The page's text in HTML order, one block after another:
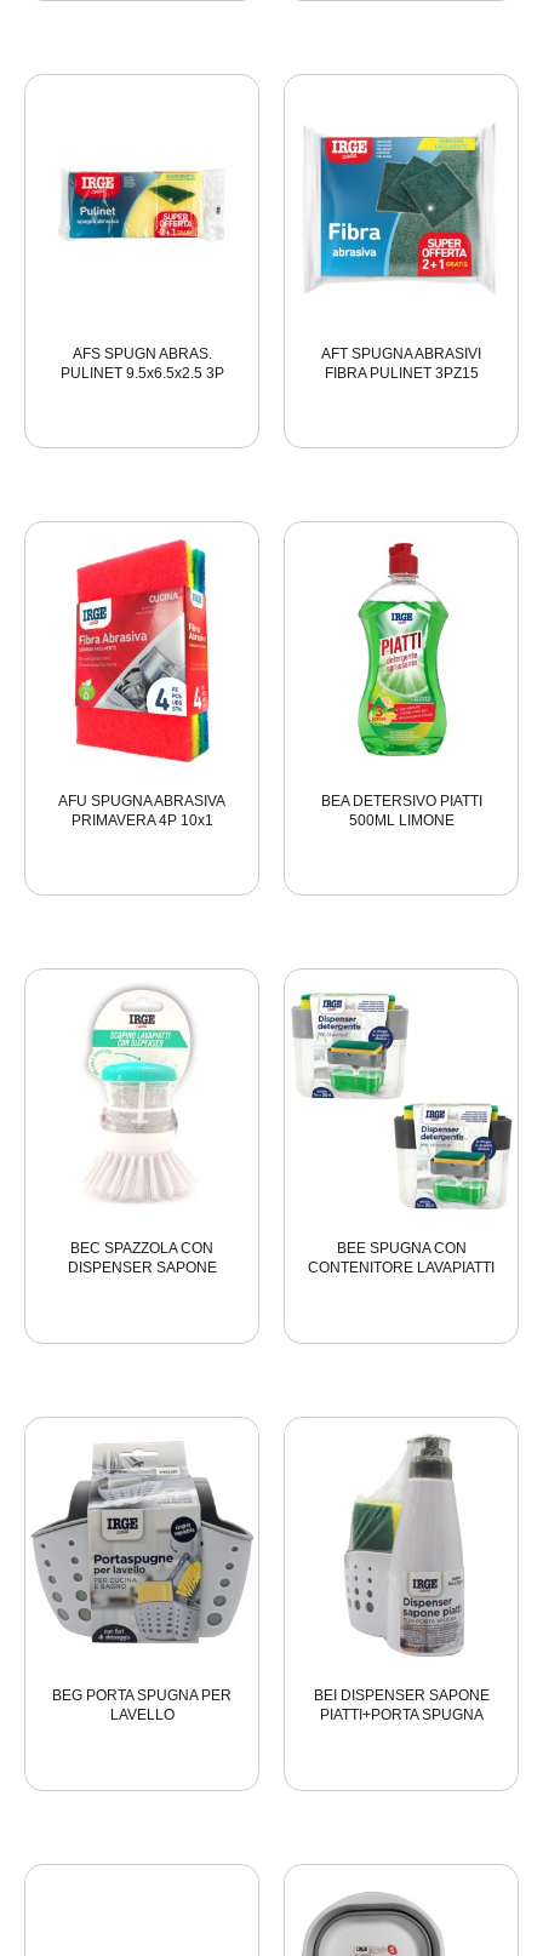
AFS SPUGN ABRAS.
PULINET 9.5x6.5x2.5 3P
AFT SPUGNA ABRASIVI
FIBRA PULINET 3PZ15
AFU SPUGNA ABRASIVA
PRIMAVERA 4P 10x1
BEA DETERSIVO PIATTI
500ML LIMONE
BEC SPAZZOLA CON
DISPENSER SAPONE
BEE SPUGNA CON
CONTENITORE LAVAPIATTI
BEG PORTA SPUGNA PER
LAVELLO
BEI DISPENSER SAPONE
PIATTI+PORTA SPUGNA